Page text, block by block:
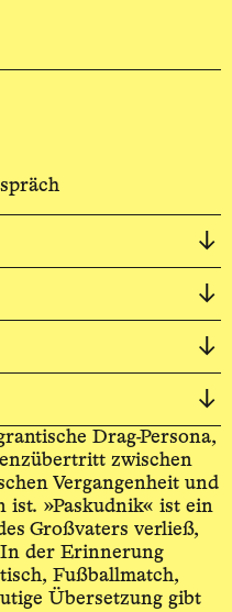
Drag-­­Persona,
zwischen
Vergangen­heit und
ist. »Paskudnik« ist ein
Großvaters verließ,
der Erinnerung
Fußball­match,
Übersetzung gibt